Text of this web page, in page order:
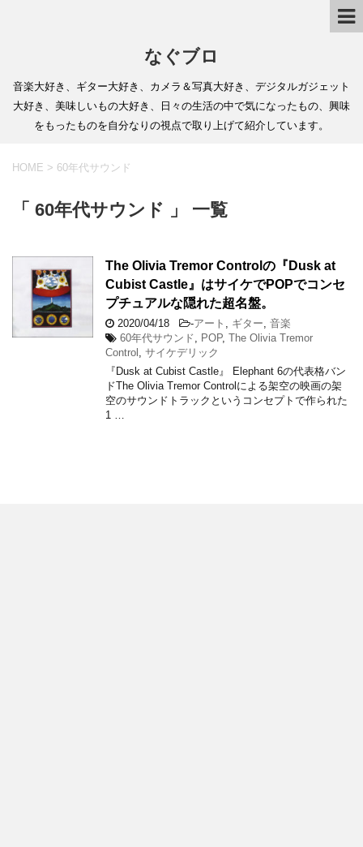
なぐブロ
音楽大好き、ギター大好き、カメラ＆写真大好き、デジタルガジェット
大好き、美味しいもの大好き、日々の生活の中で気になったもの、興味
をもったものを自分なりの視点で取り上げて紹介しています。
HOME > 60年代サウンド
「 60年代サウンド 」 一覧
The Olivia Tremor Controlの『Dusk at
Cubist Castle』はサイケでPOPでコンセ
プチュアルな隠れた超名盤。
2020/04/18 -アート ギター 音楽
60年代サウンド
POP, The Olivia Tremor
Control サイケデリック
『Dusk at Cubist Castle』 Elephant 6の代表格バン
ドThe Olivia Tremor Controlによる架空の映画の架
空のサウンドトラックというコンセプトで作られた
1 …